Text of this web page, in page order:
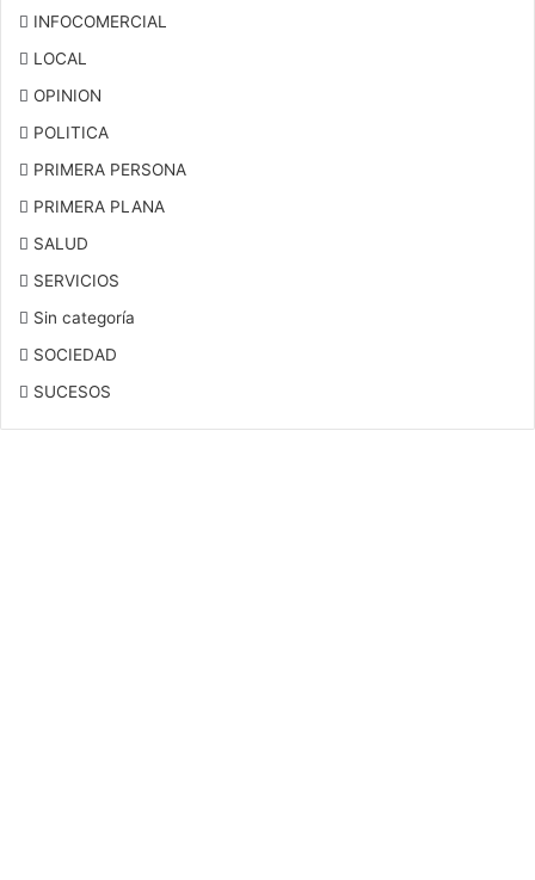
INFOCOMERCIAL
LOCAL
OPINION
POLITICA
PRIMERA PERSONA
PRIMERA PLANA
SALUD
SERVICIOS
Sin categoría
SOCIEDAD
SUCESOS